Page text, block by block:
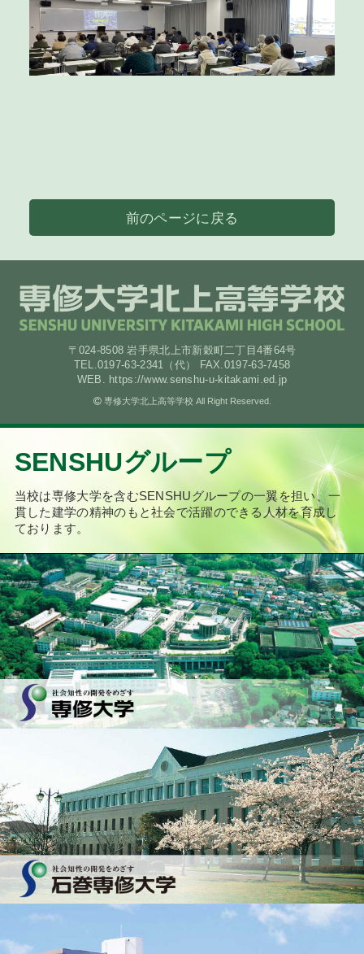
前のページに戻る
〒024-8508 岩手県北上市新穀町二丁目4番64号
TEL.0197-63-2341（代） FAX.0197-63-7458
WEB. https://www.senshu-u-kitakami.ed.jp
専修大学北上高等学校 All Right Reserved.
SENSHUグループ
当校は専修大学を含むSENSHUグループの一翼を担い、 一
貫した建学の精神のもと社会で活躍のできる人材を育成し
ております。